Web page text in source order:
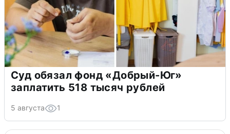
Суд обязал фонд «Добрый-Юг»
заплатить 518 тысяч рублей
5 августа 1